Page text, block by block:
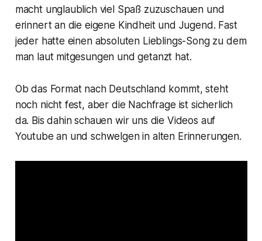
macht unglaublich viel Spaß zuzuschauen und
erinnert an die eigene Kindheit und Jugend. Fast
jeder hatte einen absoluten Lieblings-Song zu dem
man laut mitgesungen und getanzt hat.
Ob das Format nach Deutschland kommt, steht
noch nicht fest, aber die Nachfrage ist sicherlich
da. Bis dahin schauen wir uns die Videos auf
Youtube an und schwelgen in alten Erinnerungen.